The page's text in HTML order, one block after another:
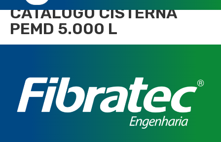
CATÁLOGO CISTERNA
PEMD 5.000 L